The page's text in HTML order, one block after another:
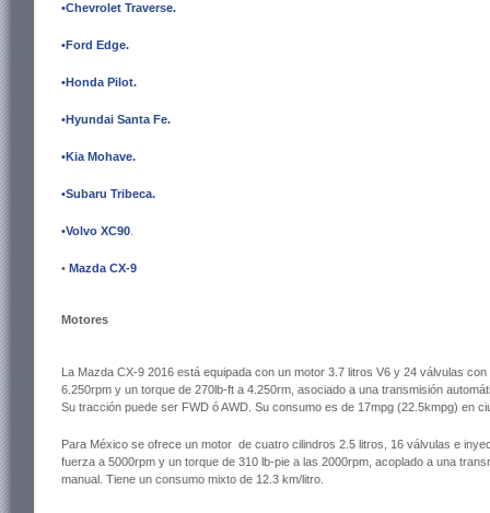
•Chevrolet Traverse.
•Ford Edge.
•Honda Pilot.
•Hyundai Santa Fe.
•Kia Mohave.
•Subaru Tribeca.
•Volvo XC90
• Mazda CX-9
Motores
La Mazda CX-9 2016 está equipada con un motor 3.7 litros V6 y 24 válvulas
6.250rpm y un torque de 270lb-ft a 4.250rm, asociado a una transmisión
Su tracción puede ser FWD ó AWD. Su consumo es de 17mpg (22.5kmpg) en
Para México se ofrece un motor de cuatro cilindros 2.5 litros, 16 válvulas e
fuerza a 5000rpm y un torque de 310 lb-pie a las 2000rpm, acoplado a una
manual. Tiene un consumo mixto de 12.3 km/litro.